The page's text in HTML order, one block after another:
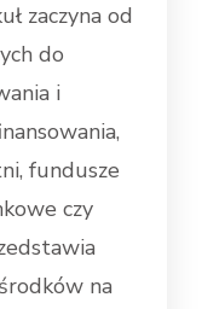
zaczyna od
do
i
fundusze
czy
na